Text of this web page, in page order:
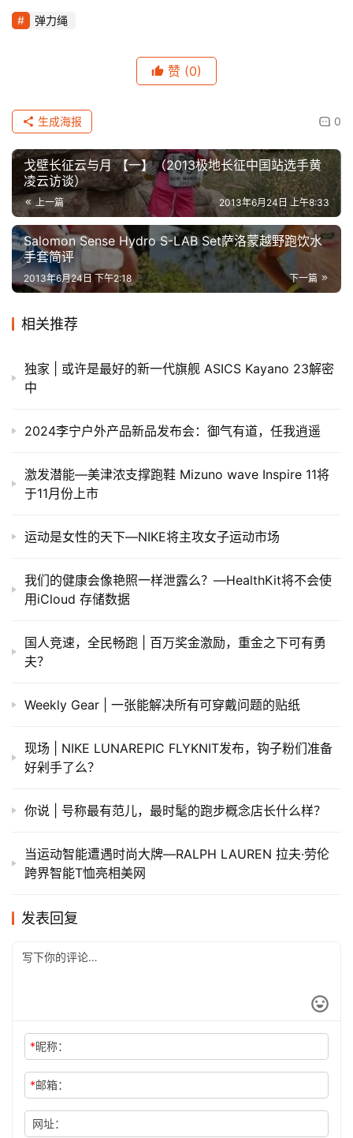
动
集
弹力绳
赞 (0)
0
生成海报
戈壁长征云与月 【一】（2013极地长征中国站选手黄
凌云访谈）
上一篇 2013年6月24日 上午8:33
Salomon Sense Hydro S-LAB Set萨洛蒙越野跑饮水
手套简评
下一篇
2013年6月24日 下午2:18
相关推荐
独家 | 或许是最好的新一代旗舰 ASICS Kayano 23解密
中
2024李宁户外产品新品发布会：御气有道，任我逍遥
激发潜能—美津浓支撑跑鞋 Mizuno wave Inspire 11将
于11月份上市
运动是女性的天下—NIKE将主攻女子运动市场
我们的健康会像艳照一样泄露么？—HealthKit将不会使
用iCloud 存储数据
国人竞速，全民畅跑 | 百万奖金激励，重金之下可有勇
夫？
​Weekly Gear | 一张能解决所有可穿戴问题的贴纸
现场 | NIKE LUNAREPIC FLYKNIT发布，钩子粉们准备
好剁手了么？
你说 | 号称最有范儿，最时髦的跑步概念店长什么样？
当运动智能遭遇时尚大牌—RALPH LAUREN 拉夫·劳伦
跨界智能T恤亮相美网
发表回复
*昵称：
*邮箱：
网址：